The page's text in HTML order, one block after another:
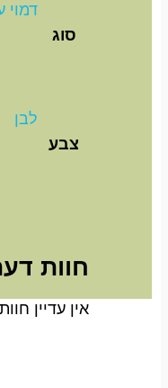
סוג
דמוי
צבע
לבן
חוות
אין עדיין